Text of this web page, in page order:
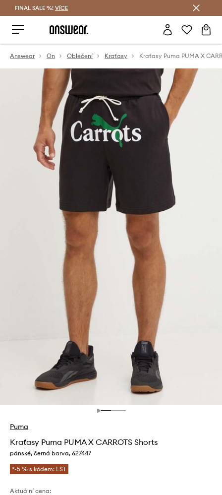
FINAL SALE %! VÍCE
Answear On Oblečení Kraťasy
Puma
Kraťasy Puma PUMA X CARROTS Shorts
pánské, černá barva, 627447
*-5 % s kódem: LST
Aktuální cena: